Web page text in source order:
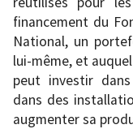
financement du
National, un
lui-même, et
peut investir dans
dans des
augmenter sa